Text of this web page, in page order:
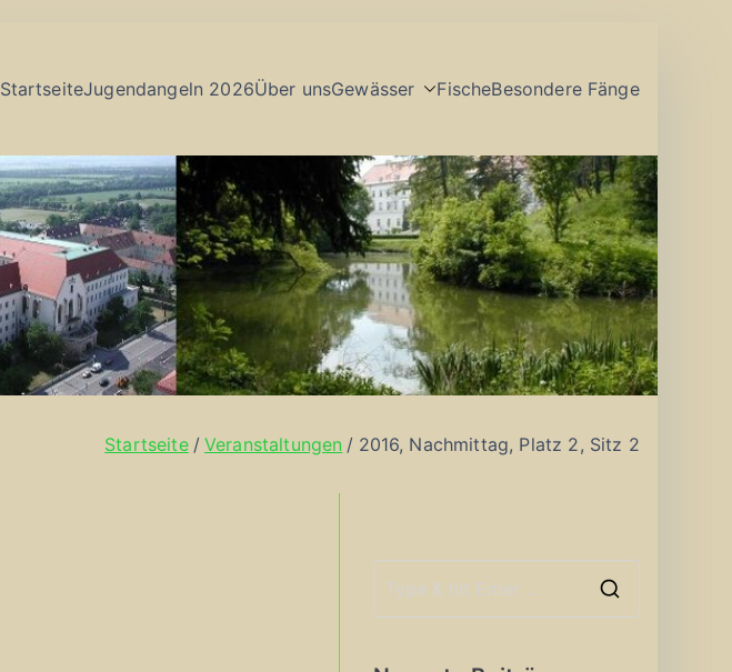
StartseiteJugendangeln 2026Über unsGewässer FischeBesondere Fänge
Startseite Veranstaltungen 2016, Nachmittag, Platz 2, Sitz 2